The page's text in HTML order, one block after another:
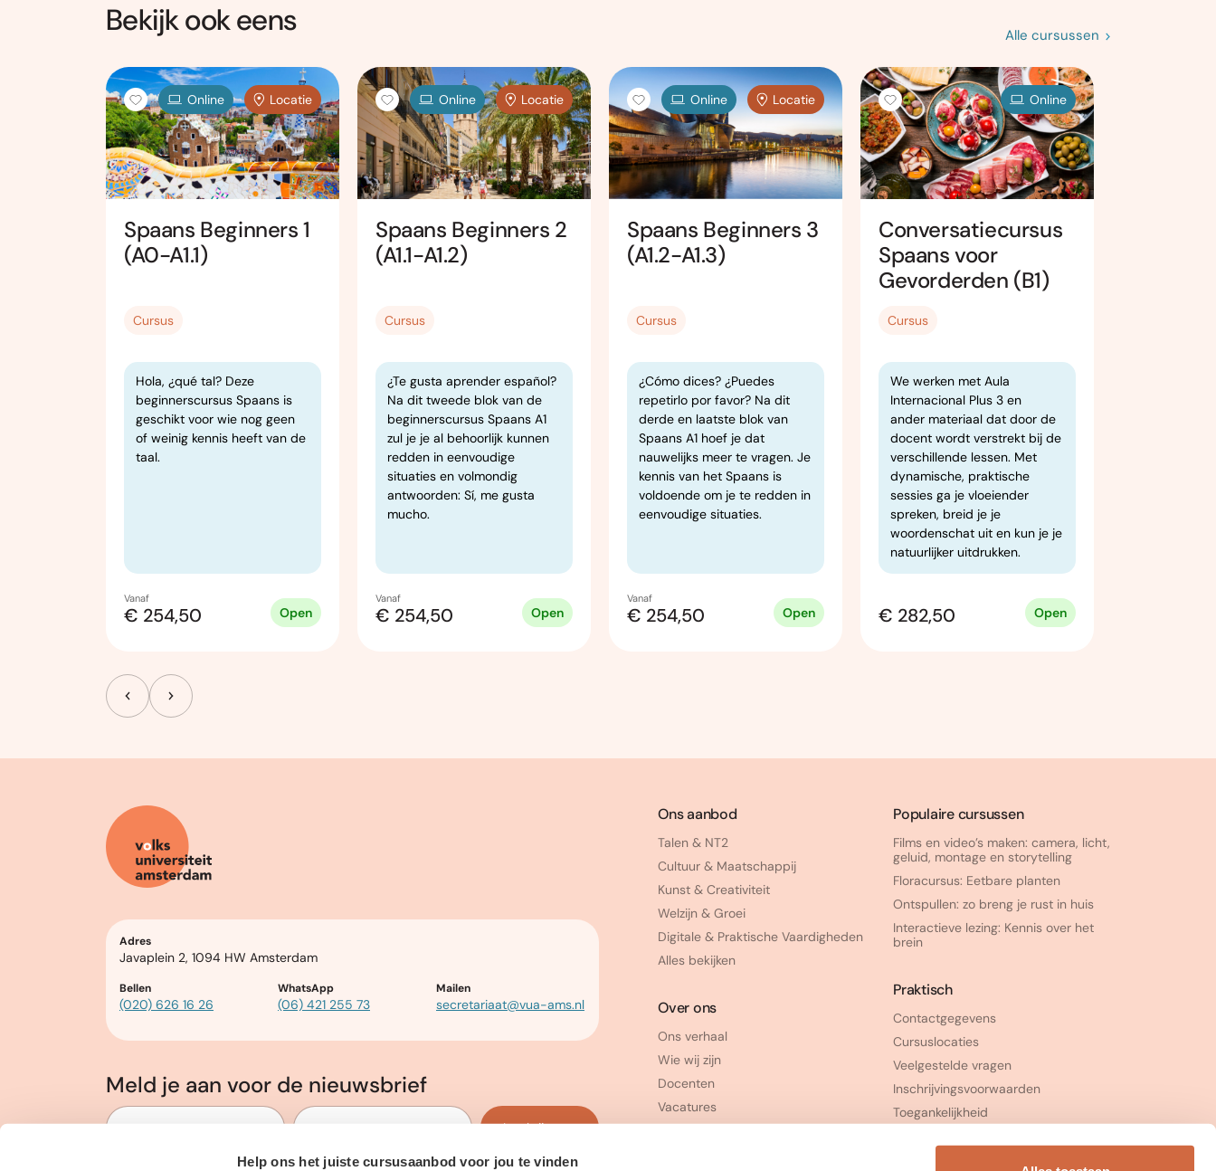
Help ons het juiste cursusaanbod voor jou te vinden
Bekijk ook eens Alle cursussen
Online Locatie
Spaans Beginners 1
(A0-A1.1)
Cursus
Hola, ¿qué tal? Deze
beginnerscursus Spaans is
geschikt voor wie nog geen
of weinig kennis heeft van de
taal.
Vanaf
€ 254,50 Open
Online Locatie
Spaans Beginners 2
(A1.1-A1.2)
Cursus
¿Te gusta aprender español?
Na dit tweede blok van de
beginnerscursus Spaans A1
zul je je al behoorlijk kunnen
redden in eenvoudige
situaties en volmondig
antwoorden: Sí, me gusta
mucho.
Vanaf
€ 254,50 Open
Online Locatie
Spaans Beginners 3
(A1.2-A1.3)
Cursus
¿Cómo dices? ¿Puedes
repetirlo por favor? Na dit
derde en laatste blok van
Spaans A1 hoef je dat
nauwelijks meer te vragen. Je
kennis van het Spaans is
voldoende om je te redden in
eenvoudige situaties.
Vanaf
€ 254,50 Open
Online
Conversatiecursus
Spaans voor
Gevorderden (B1)
Cursus
We werken met Aula
Internacional Plus 3 en
ander materiaal dat door de
docent wordt verstrekt bij de
verschillende lessen. Met
dynamische, praktische
sessies ga je vloeiender
spreken, breid je je
woordenschat uit en kun je je
natuurlijker uitdrukken.
€ 282,50 Open
Adres
Javaplein 2, 1094 HW Amsterdam
Bellen
(020) 626 16 26
WhatsApp
(06) 421 255 73
Mailen
secretariaat@vua-ams.nl
Meld je aan voor de nieuwsbrief
Inschrijven
Ons aanbod
Talen & NT2
Cultuur & Maatschappij
Kunst & Creativiteit
Welzijn & Groei
Digitale & Praktische Vaardigheden
Alles bekijken
Over ons
Ons verhaal
Wie wij zijn
Docenten
Vacatures
Populaire cursussen
Films en video’s maken: camera, licht,
geluid, montage en storytelling
Floracursus: Eetbare planten
Ontspullen: zo breng je rust in huis
Interactieve lezing: Kennis over het
brein
Praktisch
Contactgegevens
Cursuslocaties
Veelgestelde vragen
Inschrijvingsvoorwaarden
Toegankelijkheid